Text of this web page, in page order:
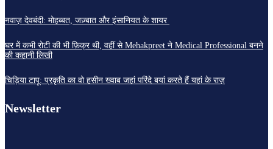
नवाज़ देवबंदी: मोहब्बत, जज़्बात और इंसानियत के शायर
घर में कभी रोटी की भी फ़िक्र थी, वहीं से Mehakpreet ने Medical Professional बनने
की कहानी लिखी
चिड़िया टापू: प्रकृति का वो हसीन ख्वाब जहां परिंदे बयां करते हैं यहां के राज़
Newsletter